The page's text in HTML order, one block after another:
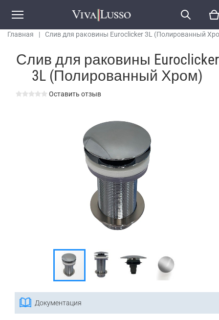
Главная | Слив для раковины Euroclicker 3L (Полированный
Слив для раковины Euroclicker
3L (Полированный Хром)
Оставить отзыв
Документация